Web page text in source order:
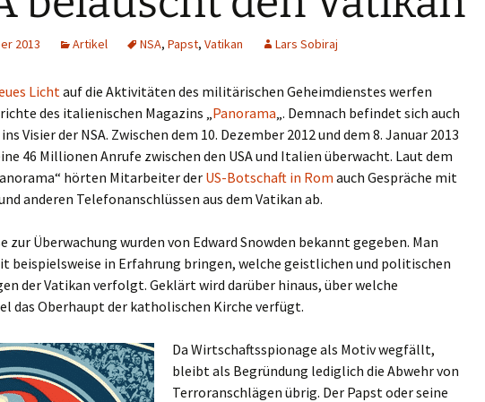
2013 Artikel NSA, Papst, Vatikan Lars Sobiraj
Lichtauf die Aktivitäten des militärischen Geheimdienstes werfen
des italienischen Magazins „Panorama„. Demnach befindet sich auch
Visier der NSA. Zwischen dem 10. Dezember 2012 und dem 8. Januar 2013
46 Millionen Anrufe zwischen den USA und Italien überwacht. Laut dem
hörten Mitarbeiter derUS-Botschaft in Rom auch Gespräche mit
anderen Telefonanschlüssen aus dem Vatikan ab.
zur Überwachung wurden von Edward Snowden bekannt gegeben. Man
beispielsweise in Erfahrung bringen, welche geistlichen und politischen
der Vatikan verfolgt. Geklärt wird darüber hinaus, über welche
das Oberhaupt der katholischen Kirche verfügt.
Da Wirtschaftsspionage als Motiv wegfällt,
bleibt als Begründung lediglich die Abwehr von
Terroranschlägen übrig. Der Papst oder seine